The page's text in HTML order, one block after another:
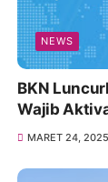
NEWS
BKN
Wajib
MARET 24, 2025